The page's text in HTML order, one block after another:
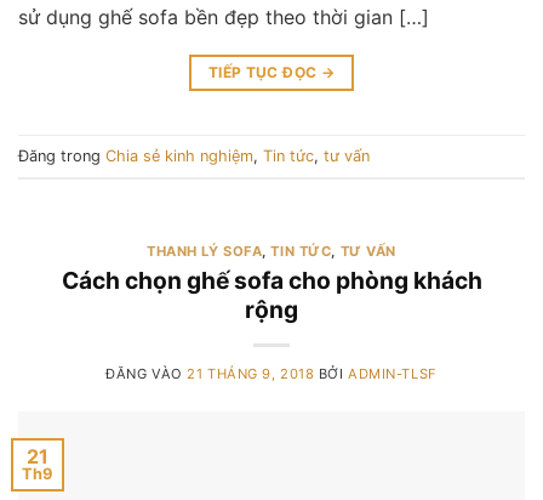
sử dụng ghế sofa bền đẹp theo thời gian […]
TIẾP TỤC ĐỌC →
Đăng trong Chia sẻ kinh nghiệm, Tin tức, tư vấn
THANH LÝ SOFA,TIN TỨC, TƯ VẤN
Cách chọn ghế sofa cho phòng khách
rộng
ĐĂNG VÀO21 THÁNG 9, 2018 BỞIADMIN-TLSF
21
Th9